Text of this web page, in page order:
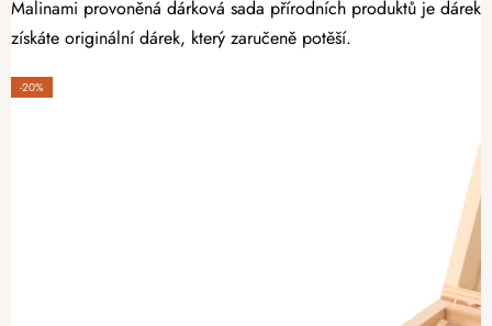
Malinami provoněná dárková sada přírodních produktů je
získáte originální dárek, který zaručeně potěší.
-20%